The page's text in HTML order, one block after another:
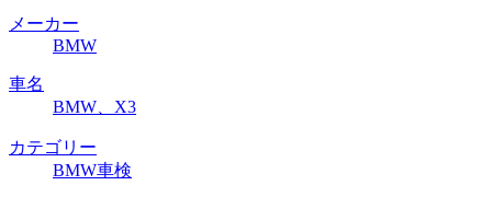
メーカー
BMW
車名
BMW、X3
カテゴリー
BMW車検